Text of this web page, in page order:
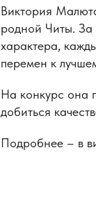
Виктория
родной Читы. За
характера,
перемен к
На конкурс она
добиться
Подробнее – в